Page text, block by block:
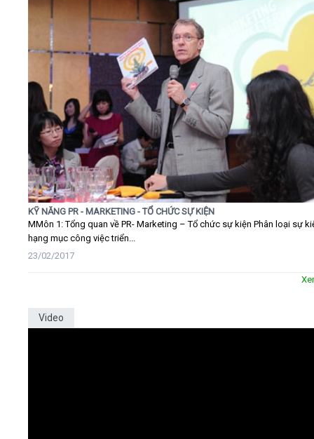
KỸ NĂNG PR - MARKETING - TỔ CHỨC SỰ KIỆN
MMôn 1: Tổng quan về PR- Marketing – Tổ chức sự kiện Phân loại sự
hạng mục công việc triển...
23/02/2017
Video